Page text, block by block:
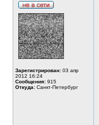
Зарегистрирован: 03 апр
2012 16:24
Сообщения: 915
Откуда: Санкт-Петербург